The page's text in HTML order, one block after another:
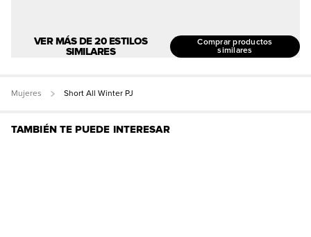
VER MÁS DE 20 ESTILOS
SIMILARES
Comprar productos
similares
Mujeres Short All Winter PJ
TAMBIÉN TE PUEDE INTERESAR